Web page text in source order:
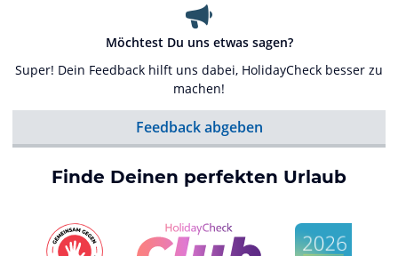
Möchtest Du uns etwas sagen?
Super! Dein Feedback hilft uns dabei, HolidayCheck besser zu
machen!
Feedback abgeben
Finde Deinen perfekten Urlaub